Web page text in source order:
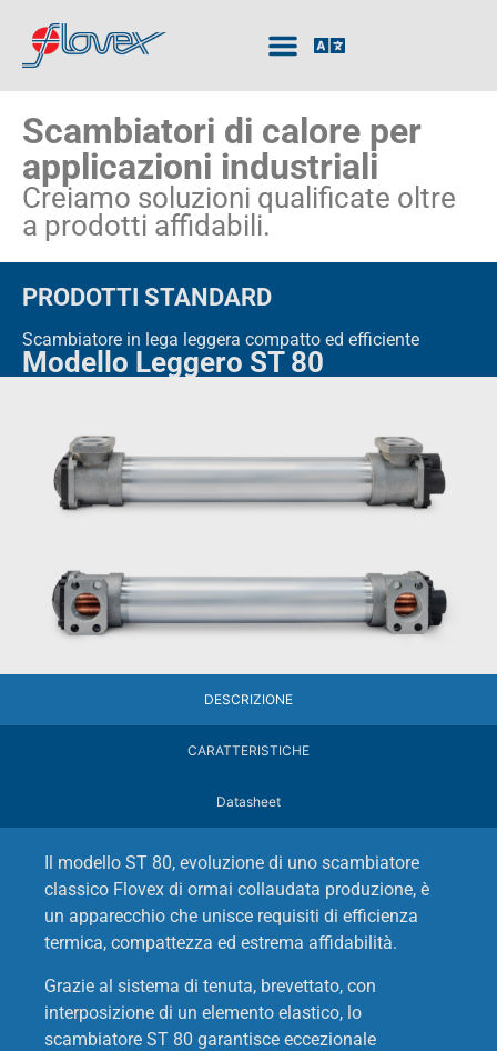
Scambiatori di calore per
applicazioni industriali
Creiamo soluzioni qualificate oltre
a prodotti affidabili.
PRODOTTI STANDARD
Scambiatore in lega leggera compatto ed efficiente
Modello Leggero ST 80
DESCRIZIONE
CARATTERISTICHE
Datasheet
Il modello ST 80, evoluzione di uno scambiatore
classico Flovex di ormai collaudata produzione, è
un apparecchio che unisce requisiti di efficienza
termica, compattezza ed estrema affidabilità.
Grazie al sistema di tenuta, brevettato, con
interposizione di un elemento elastico, lo
scambiatore ST 80 garantisce eccezionale